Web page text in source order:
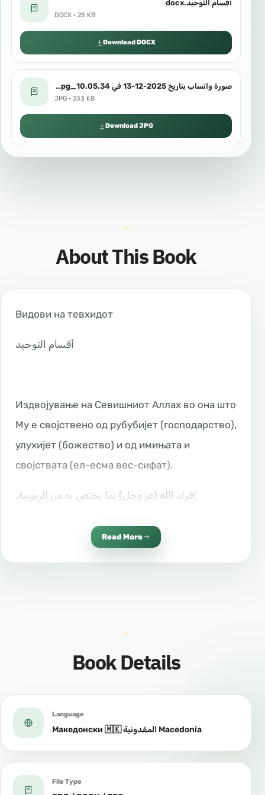
أقسام التوحيد.docx
DOCX · 25 KB
Download DOCX
صورة واتساب بتاريخ 2025-12-13 في 10.05.34_d6dc6197.jpg
JPG · 233 KB
Download JPG
About This Book
Видови на тевхидот
أقسام التوحيد
Издвојување на Севишниот Аллах во она што
Му е својствено од рубубијет (господарство),
улухијет (божество) и од имињата и
својствата (ел-есма вес-сифат).
إفراد الله (عز وجل) بما يختص به من الربوبية,
Неговите видови се три:
Издвојување на Аллах со Неговите дела, или
поседувањето и управувањето.
هو إفراد الله (عز وجل) بأفعاله أو إفراد الله (عز وجل)
Тевхид ел-улухије
Read More
Book Details
Language
Македонски 🇲🇰 المقدونية Macedonia
File Type